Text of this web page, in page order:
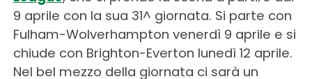
9 aprile con la sua 31^ giornata. Si parte con
Fulham-Wolverhampton venerdì 9 aprile e si
chiude con Brighton-Everton lunedì 12 aprile.
Nel bel mezzo della giornata ci sarà un